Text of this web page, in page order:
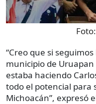
Foto:
“Creo que si
municipio de
estaba haciendo
todo el potencial para
Michoacán”, expresó